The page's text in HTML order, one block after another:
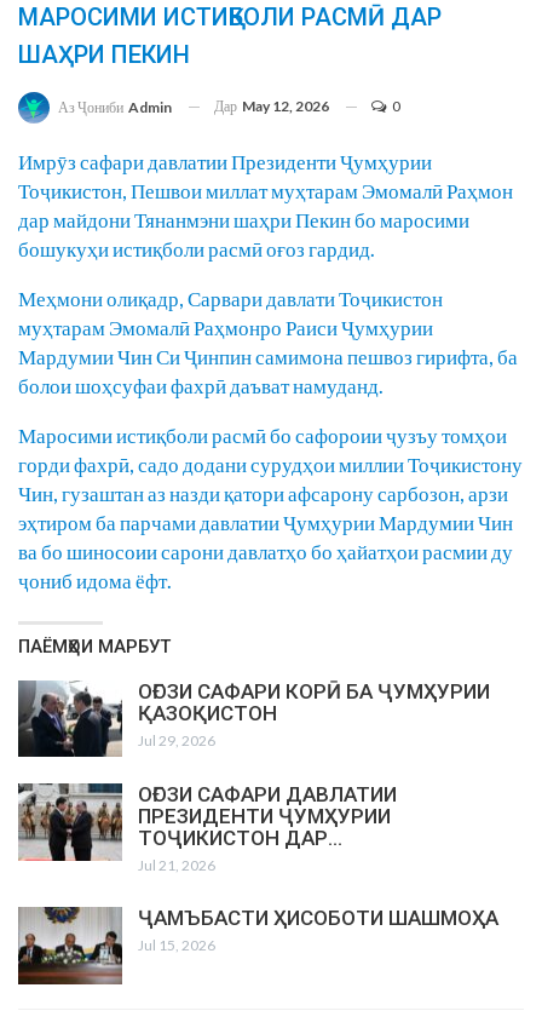
МАРОСИМИ ИСТИҚБОЛИ РАСМӢ ДАР
ШАҲРИ ПЕКИН
Аз Ҷониби Admin Дар May 12, 2026 0
Имрӯз сафари давлатии Президенти Ҷумҳурии
Тоҷикистон, Пешвои миллат муҳтарам Эмомалӣ Раҳмон
дар майдони Тянанмэни шаҳри Пекин бо маросими
бошукуҳи истиқболи расмӣ оғоз гардид.
Меҳмони олиқадр, Сарвари давлати Тоҷикистон
муҳтарам Эмомалӣ Раҳмонро Раиси Ҷумҳурии
Мардумии Чин Си Ҷинпин самимона пешвоз гирифта, ба
болои шоҳсуфаи фахрӣ даъват намуданд.
Маросими истиқболи расмӣ бо сафороии ҷузъу томҳои
горди фахрӣ, садо додани сурудҳои миллии Тоҷикистону
Чин, гузаштан аз назди қатори афсарону сарбозон, арзи
эҳтиром ба парчами давлатии Ҷумҳурии Мардумии Чин
ва бо шиносоии сарони давлатҳо бо ҳайатҳои расмии ду
ҷониб идома ёфт.
ПАЁМҲОИ МАРБУТ
ОҒОЗИ САФАРИ КОРӢ БА ҶУМҲУРИИ
ҚАЗОҚИСТОН
Jul 29, 2026
ОҒОЗИ САФАРИ ДАВЛАТИИ
ПРЕЗИДЕНТИ ҶУМҲУРИИ
ТОҶИКИСТОН ДАР…
Jul 21, 2026
ҶАМЪБАСТИ ҲИСОБОТИ ШАШМОҲА
Jul 15, 2026